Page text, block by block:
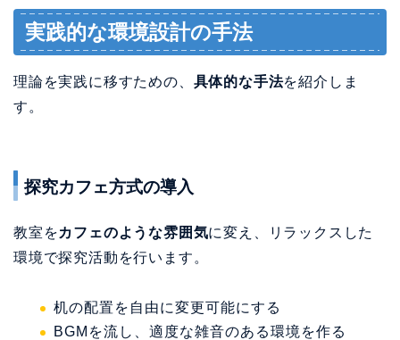
実践的な環境設計の手法
理論を実践に移すための、 具体的な手法を紹介しま
す。
探究カフェ方式の導入
教室をカフェのような雰囲気に変え、リラックスした
環境で探究活動を行います。
机の配置を自由に変更可能にする
BGMを流し、適度な雑音のある環境を作る